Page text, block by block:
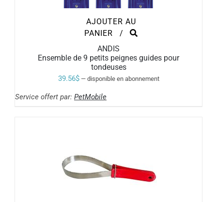
AJOUTER AU
PANIER
/
ANDIS
Ensemble de 9 petits peignes guides pour
tondeuses
39.56$ —disponible en abonnement
Service offert par: PetMobile